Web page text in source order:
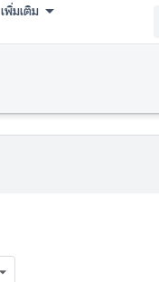
เพิ่มเติม